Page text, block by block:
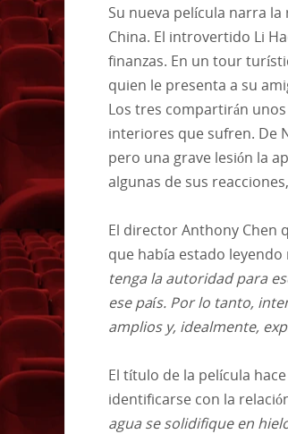
Su nueva película narra
China. El introvertido Li
finanzas. En un tour
quien le presenta a su
Los tres compartirán
interiores que sufren. De
pero una grave lesión la
algunas de sus
El director Anthony Chen
que había estado
tenga la autoridad para
ese país. Por lo tanto,
amplios y, idealmente,
El título de la película
identificarse con la
agua se solidifique en